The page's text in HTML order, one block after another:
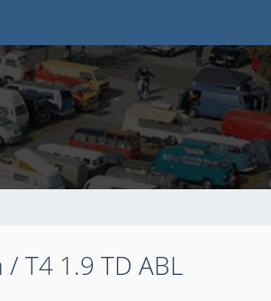
T4 1.9 TD ABL